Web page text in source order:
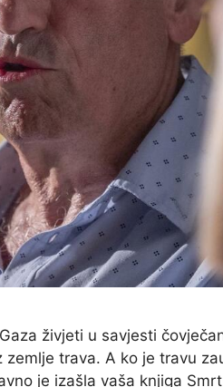
živjeti u savjesti
trava. A ko je travu
je izašla vaša knjiga